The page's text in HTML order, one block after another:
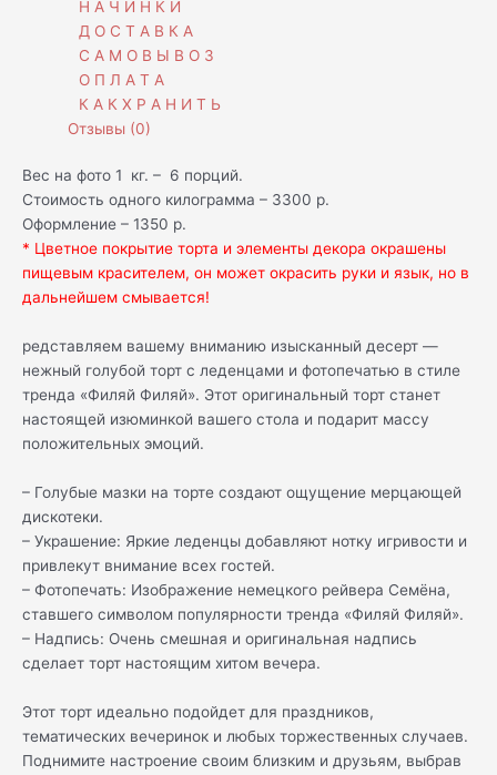
Н А Ч И Н К И
Д О С Т А В К А
С А М О В Ы В О З
О П Л А Т А
К А К Х Р А Н И Т Ь
Отзывы (0)
Вес на фото 1 кг. – 6 порций.
Стоимость одного килограмма – 3300 р.
Оформление – 1350 р.
* Цветное покрытие торта и элементы декора окрашены
пищевым красителем, он может окрасить руки и язык, но в
дальнейшем смывается!
редставляем вашему вниманию изысканный десерт —
нежный голубой торт с леденцами и фотопечатью в стиле
тренда «Филяй Филяй». Этот оригинальный торт станет
настоящей изюминкой вашего стола и подарит массу
положительных эмоций.
– Голубые мазки на торте создают ощущение мерцающей
дискотеки.
– Украшение: Яркие леденцы добавляют нотку игривости и
привлекут внимание всех гостей.
– Фотопечать: Изображение немецкого рейвера Семёна,
ставшего символом популярности тренда «Филяй Филяй».
– Надпись: Очень смешная и оригинальная надпись
сделает торт настоящим хитом вечера.
Этот торт идеально подойдет для праздников,
тематических вечеринок и любых торжественных случаев.
Поднимите настроение своим близким и друзьям, выбрав